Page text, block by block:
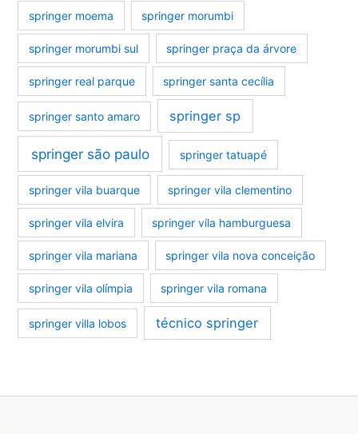
springer moema springer morumbi
springer morumbi sul springer praça da árvore
springer real parque springer santa cecília
springer santo amaro springer sp
springer são paulo springer tatuapé
springer vila buarque springer vila clementino
springer vila elvira springer vila hamburguesa
springer vila mariana springer vila nova conceição
springer vila olímpia springer vila romana
springer villa lobos técnico springer